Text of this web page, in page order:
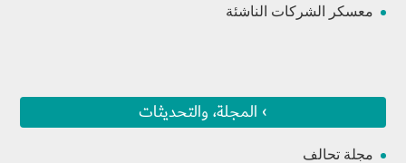
معسكر الشركات الناشئة
› المجلة، والتحديثات
مجلة تحالف